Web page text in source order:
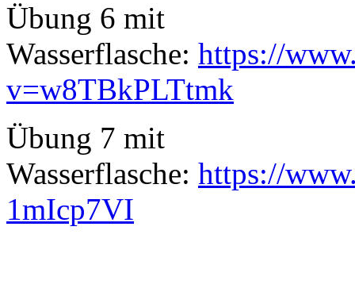
Übung 6 mit
Wasserflasche: https://
v=w8TBkPLTtmk
Übung 7 mit
Wasserflasche: https://
1mIcp7VI